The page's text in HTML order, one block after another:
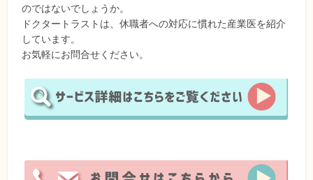
のではないでしょうか。
ドクタートラストは、休職者への対応に慣れた産業医を紹介
しています。
お気軽にお問合せください。